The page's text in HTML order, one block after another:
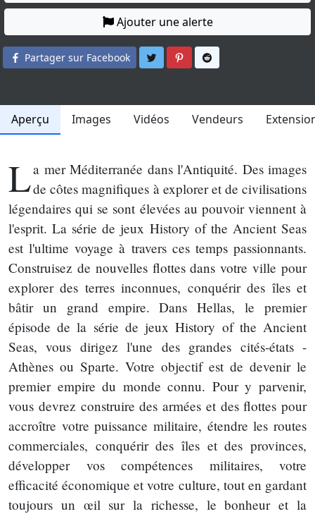
Ajouter une alerte
Partager sur Facebook Partager sur Twitter
Partager sur Pinterest
Aperçu Images Vidéos Vendeurs
La mer Méditerranée dans l'Antiquité. Des images
de côtes magnifiques à explorer et de civilisations
légendaires qui se sont élevées au pouvoir viennent à
l'esprit. La série de jeux History of the Ancient Seas
est l'ultime voyage à travers ces temps passionnants.
Construisez de nouvelles flottes dans votre ville pour
explorer des terres inconnues, conquérir des îles et
bâtir un grand empire. Dans Hellas, le premier
épisode de la série de jeux History of the Ancient
Seas, vous dirigez l'une des grandes cités-états -
Athènes ou Sparte. Votre objectif est de devenir le
premier empire du monde connu. Pour y parvenir,
vous devrez construire des armées et des flottes pour
accroître votre puissance militaire, étendre les routes
commerciales, conquérir des îles et des provinces,
développer vos compétences militaires, votre
efficacité économique et votre culture, tout en gardant
toujours un œil sur la richesse, le bonheur et la